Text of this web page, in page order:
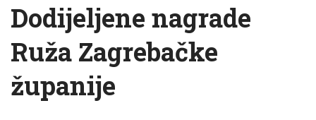
Dodijeljene nagrade
Ruža Zagrebačke
županije